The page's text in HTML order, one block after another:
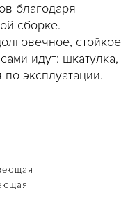
благодаря
сборке.
стойкое
идут: шкатулка,
эксплуатации.